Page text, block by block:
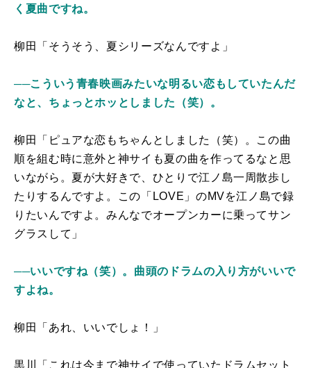
く夏曲ですね。
柳田「そうそう、夏シリーズなんですよ」
──こういう青春映画みたいな明るい恋もしていたんだ
なと、ちょっとホッとしました（笑）。
柳田「ピュアな恋もちゃんとしました（笑）。この曲
順を組む時に意外と神サイも夏の曲を作ってるなと思
いながら。夏が大好きで、ひとりで江ノ島一周散歩し
たりするんですよ。この「LOVE」のMVを江ノ島で録
りたいんですよ。みんなでオープンカーに乗ってサン
グラスして」
──いいですね（笑）。曲頭のドラムの入り方がいいで
すよね。
柳田「あれ、いいでしょ！」
黒川「これは今まで神サイで使っていたドラムセット